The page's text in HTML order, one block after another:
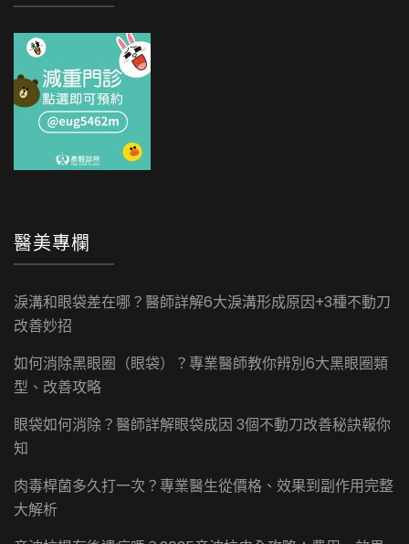
醫美專欄
淚溝和眼袋差在哪？醫師詳解6大淚溝形成原因+3種不動刀
改善妙招
如何消除黑眼圈（眼袋）？專業醫師教你辨別6大黑眼圈類
型、改善攻略
眼袋如何消除？醫師詳解眼袋成因 3個不動刀改善秘訣報你
知
肉毒桿菌多久打一次？專業醫生從價格、效果到副作用完整
大解析